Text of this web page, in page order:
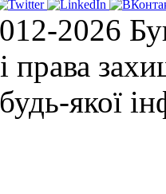
2026
права
якої